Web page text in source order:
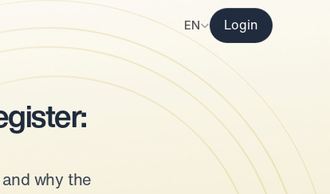
Select Language
EN Login
why the